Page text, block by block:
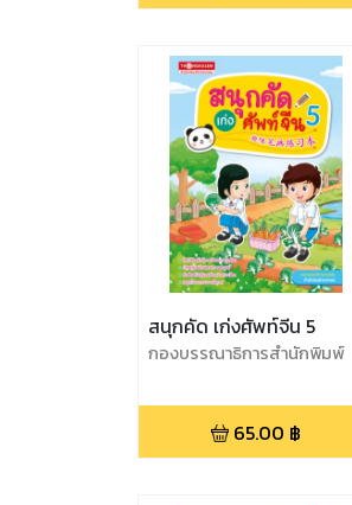
สนุกคัด เก่งศัพท์จีน 5
กองบรรณาธิการสำนักพิมพ์
65.00 ฿